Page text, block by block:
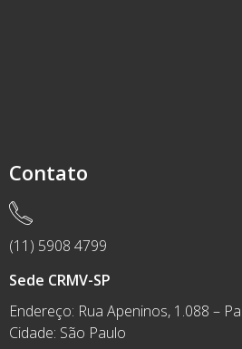
Contato
(11) 5908 4799
Sede CRMV-SP
Endereço: Rua Apeninos, 1.088 –
Cidade: São Paulo